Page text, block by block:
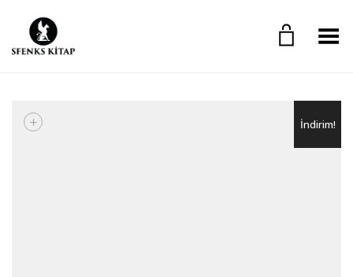
Toggle Menu
İndirim!
+